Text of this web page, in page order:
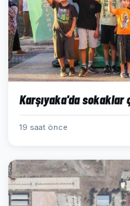
Karşıyaka'da sokaklar
19 saat önce